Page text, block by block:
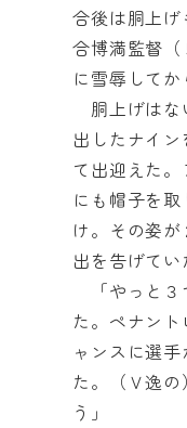
合後は胴上
合博満監督
に雪辱してか
胴上げはな
出したナイ
て出迎えた
にも帽子を
け。その姿
出を告げてい
「やっと３
た。ペナン
ャンスに選
た。（Ｖ逸
う」